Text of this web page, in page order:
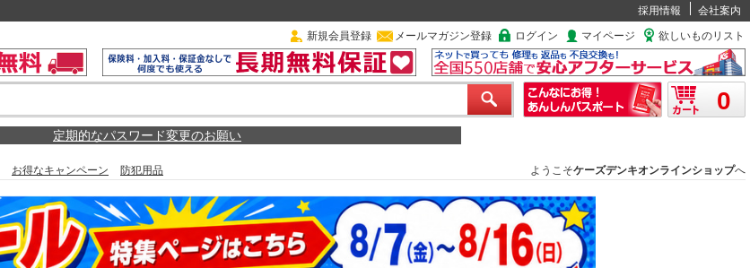
採用情報
会社案内
新規会員登録 メールマガジン登録 ログイン マイページ 欲しいものリスト
0
定期的なパスワード変更のお願い
お得なキャンペーン 防犯用品 ようこそケーズデンキオンラインショップへ